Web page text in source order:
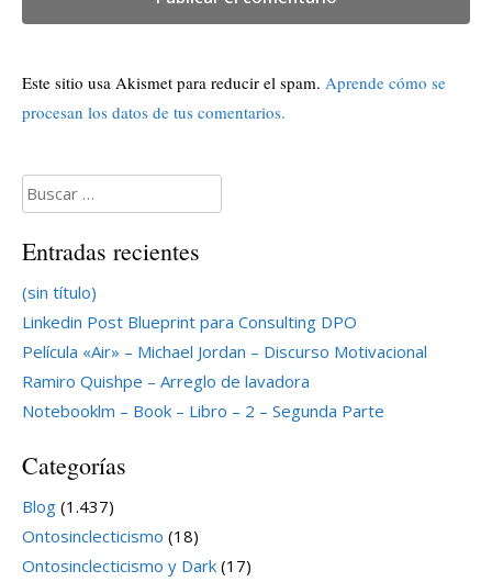
Este sitio usa Akismet para reducir el spam. Aprende cómo se
procesan los datos de tus comentarios.
Buscar:
Entradas recientes
(sin título)
Linkedin Post Blueprint para Consulting DPO
Película «Air» – Michael Jordan – Discurso Motivacional
Ramiro Quishpe – Arreglo de lavadora
Notebooklm – Book – Libro – 2 – Segunda Parte
Categorías
Blog (1.437)
Ontosinclecticismo (18)
Ontosinclecticismo y Dark (17)